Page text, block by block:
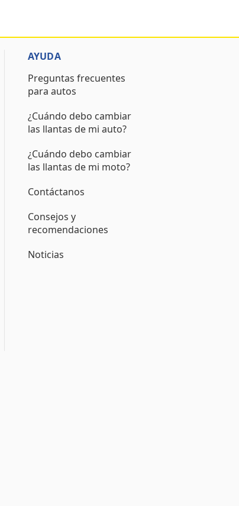
AYUDA
Preguntas frecuentes
para autos
¿Cuándo debo cambiar
las llantas de mi auto?
¿Cuándo debo cambiar
las llantas de mi moto?
Contáctanos
Consejos y
recomendaciones
Noticias